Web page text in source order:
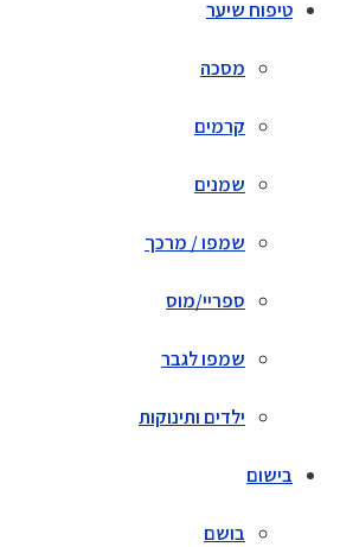
טיפוח שיער
מסכה
קרמים
שמנים
שמפו / מרכך
ספריי/מוס
שמפו לגבר
ילדים ותינוקות
בישום
בושם